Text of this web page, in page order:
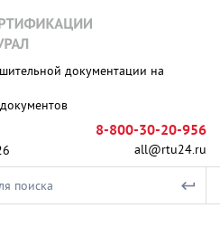
документации на
8-800-30-20-956
all@rtu24.ru